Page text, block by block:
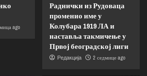
ago
Раднички из Рудоваца
променио име у
Колубара 1919 ЛА и
наставља такмичење у
Првој београдској лиги
Редакција 2 седмице ago